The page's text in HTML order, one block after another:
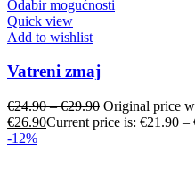
Odabir mogućnosti
Quick view
Add to wishlist
Vatreni zmaj
€24.90–€29.90 Original price
€26.90Current price is: €21.90 –
-12%